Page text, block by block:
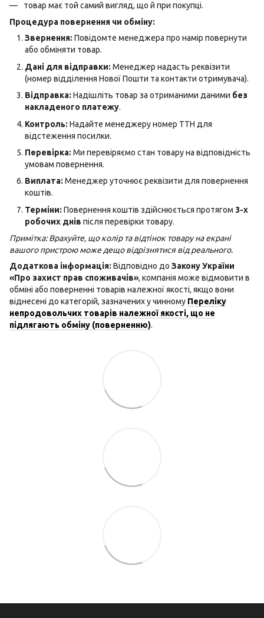
товар має той самий вигляд, що й при покупці.
Процедура повернення чи обміну:
Звернення: Повідомте менеджера про намір повернути
або обміняти товар.
Дані для відправки: Менеджер надасть реквізити
(номер відділення Нової Пошти та контакти отримувача).
Відправка: Надішліть товар за отриманими даними без
накладеного платежу.
Контроль: Надайте менеджеру номер ТТН для
відстеження посилки.
Перевірка: Ми перевіряємо стан товару на відповідність
умовам повернення.
Виплата: Менеджер уточнює реквізити для повернення
коштів.
Терміни: Повернення коштів здійснюється протягом 3-х
робочих днів після перевірки товару.
Примітка: Врахуйте, що колір та відтінок товару на екрані
вашого пристрою може дещо відрізнятися від реального.
Додаткова інформація: Відповідно до Закону України
«Про захист прав споживачів», компанія може відмовити в
обміні або поверненні товарів належної якості, якщо вони
віднесені до категорій, зазначених у чинному Переліку
непродовольчих товарів належної якості, що не
підлягають обміну (поверненню).